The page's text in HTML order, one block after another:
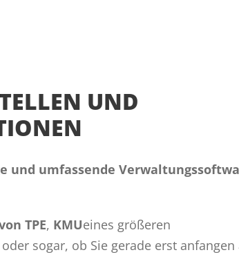
UND
und umfassende
TPE, KMUeines größeren
oder sogar, ob Sie gerade erst anfangen